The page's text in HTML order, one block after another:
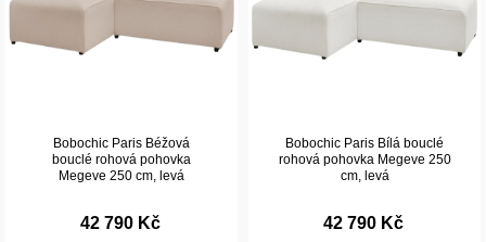
Bobochic Paris Béžová
bouclé rohová pohovka
Megeve 250 cm, levá
42 790 Kč
Bobochic Paris Bílá bouclé
rohová pohovka Megeve 250
cm, levá
42 790 Kč